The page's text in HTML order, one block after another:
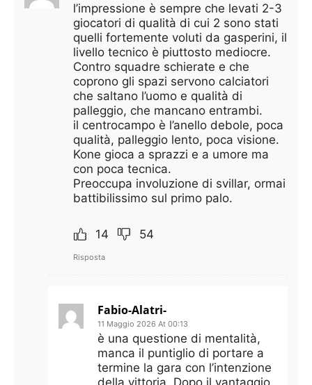
l’impressione è sempre che levati 2-3
giocatori di qualità di cui 2 sono stati
quelli fortemente voluti da gasperini, il
livello tecnico è piuttosto mediocre.
Contro squadre schierate e che
coprono gli spazi servono calciatori
che saltano l’uomo e qualità di
palleggio, che mancano entrambi.
il centrocampo è l’anello debole, poca
qualità, palleggio lento, poca visione.
Kone gioca a sprazzi e a umore ma
con poca tecnica.
Preoccupa involuzione di svillar, ormai
battibilissimo sul primo palo.
14 54
Risposta
Fabio-Alatri-
11 Maggio 2026 At 00:13
è una questione di mentalità,
manca il puntiglio di portare a
termine la gara con l’intenzione
della vittoria. Dopo il vantaggio